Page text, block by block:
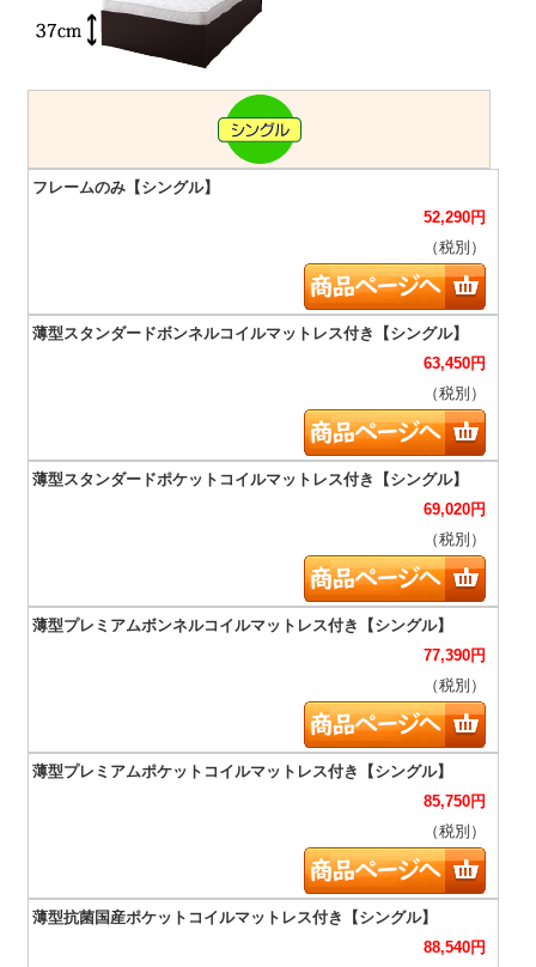
52,290円
（税別）
63,450円
（税別）
69,020円
（税別）
77,390円
（税別）
85,750円
（税別）
88,540円